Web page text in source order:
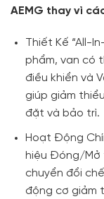
AEMG thay vì
Thiết Kế “All-
phẩm, van có
điều khiển và
giúp giảm
đặt và bảo trì.
Hoạt Động
hiệu Đóng/Mở
chuyển đổi
động cơ giảm